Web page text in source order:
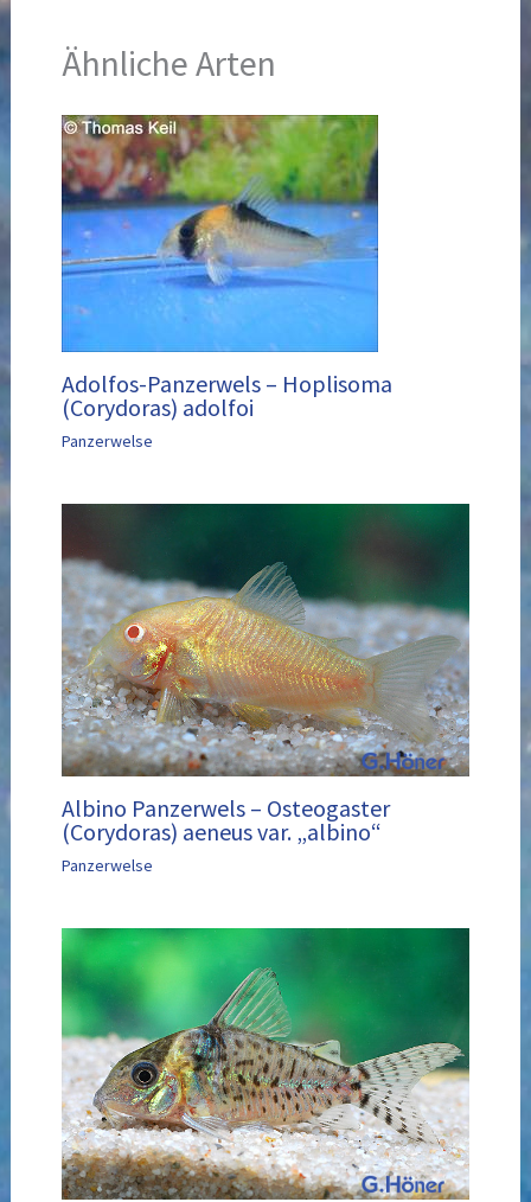
Ähnliche Arten
Adolfos-Panzerwels – Hoplisoma
(Corydoras) adolfoi
Panzerwelse
Albino Panzerwels – Osteogaster
(Corydoras) aeneus var. „albino“
Panzerwelse